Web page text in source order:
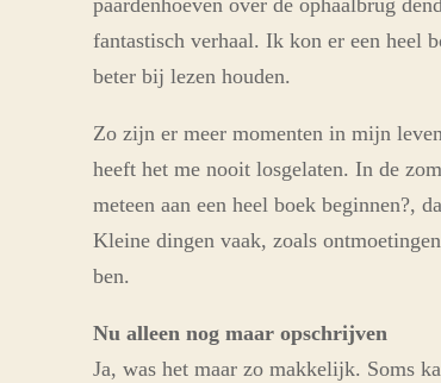
paardenhoeven over de ophaalbrug
fantastisch verhaal. Ik kon er een heel
beter bij lezen houden.
Zo zijn er meer momenten in mijn
heeft het me nooit losgelaten. In de
meteen aan een heel boek beginnen?,
Kleine dingen vaak, zoals
ben.
Nu alleen nog maar opschrijven
Ja, was het maar zo makkelijk. Soms